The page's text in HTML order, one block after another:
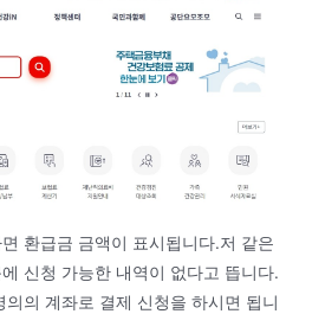
환급금 금액이 표시됩니다.저 같은
신청 가능한 내역이 없다고 뜹니다.
의 계좌로 결제 신청을 하시면 됩니